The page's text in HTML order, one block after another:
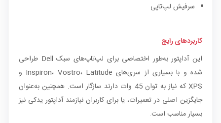
سرفیش لپ‌تاپی
کاربردهای رایج
این آداپتور به‌طور اختصاصی برای لپ‌تاپ‌های سبک Dell طراحی
شده و با بسیاری از سری‌های Inspiron، Vostro، Latitude و
XPS که نیاز به توان 45 وات دارند سازگار است. همچنین به‌عنوان
جایگزین اصلی در تعمیرات، یا برای کاربران نیازمند آداپتور یدکی نیز
بسیار مناسب است.